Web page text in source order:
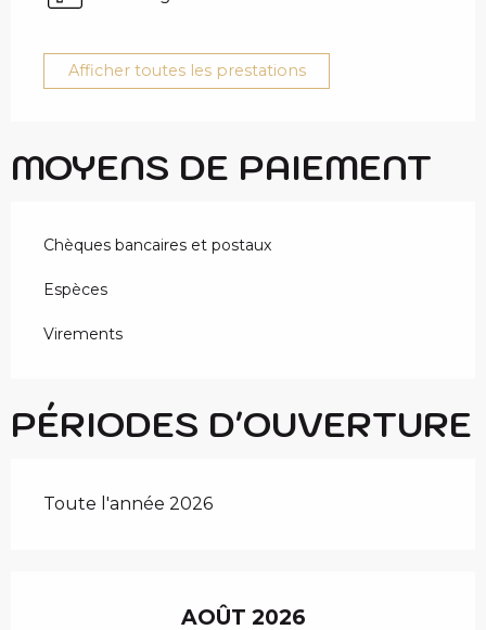
Afficher toutes les prestations
MOYENS DE PAIEMENT
Chèques bancaires et postaux
Espèces
Virements
PÉRIODES D'OUVERTURE
Toute l'année 2026
AOÛT 2026